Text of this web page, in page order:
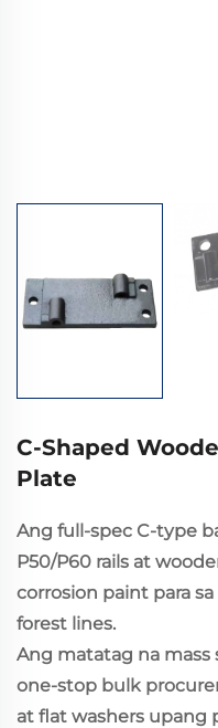
C-Shaped
Plate
Ang full-spec C-type
P50/P60 rails at
corrosion paint para
forest lines.
Ang matatag na mass
one-stop bulk
at flat washers upang